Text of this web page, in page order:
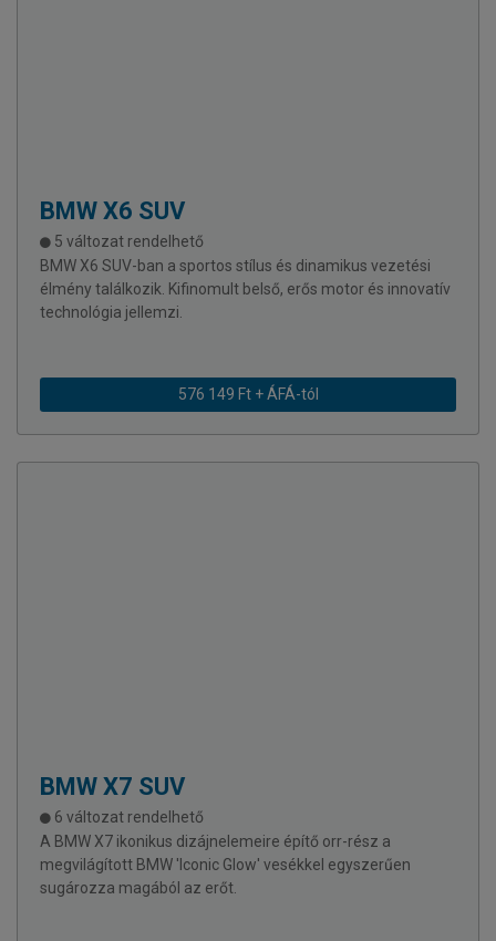
BMW X6 SUV
5 változat rendelhető
BMW X6 SUV-ban a sportos stílus és dinamikus vezetési
élmény találkozik. Kifinomult belső, erős motor és innovatív
technológia jellemzi.
576 149 Ft + ÁFÁ-tól
BMW X7 SUV
6 változat rendelhető
A BMW X7 ikonikus dizájnelemeire építő orr-rész a
megvilágított BMW 'Iconic Glow' vesékkel egyszerűen
sugározza magából az erőt.